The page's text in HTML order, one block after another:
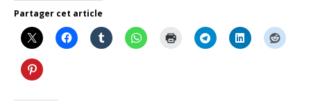
Partager cet article